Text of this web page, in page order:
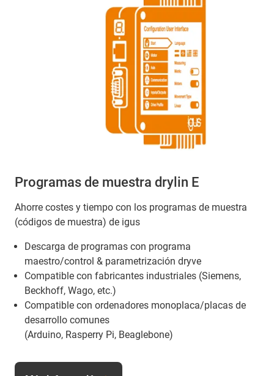
Programas de muestra drylin E
Ahorre costes y tiempo con los programas de muestra
(códigos de muestra) de igus
Descarga de programas con programa
maestro/control & parametrización dryve
Compatible con fabricantes industriales (Siemens,
Beckhoff, Wago, etc.)
Compatible con ordenadores monoplaca/placas de
desarrollo comunes
(Arduino, Rasperry Pi, Beaglebone)